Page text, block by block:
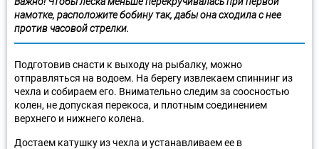
намотке, расположите бобину так, дабы она сходила с нее
против часовой стрелки.
Подготовив снасти к выходу на рыбалку, можно
отправляться на водоем. На берегу извлекаем спиннинг из
чехла и собираем его. Внимательно следим за соосностью
колен, не допуская перекоса, и плотным соединением
верхнего и нижнего колена.
Достаем катушку из чехла и устанавливаем ее в